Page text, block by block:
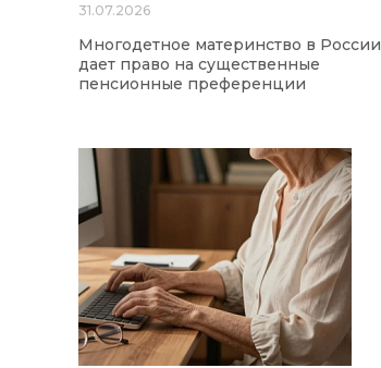
31.07.2026
Многодетное материнство в России
дает право на существенные
пенсионные преференции